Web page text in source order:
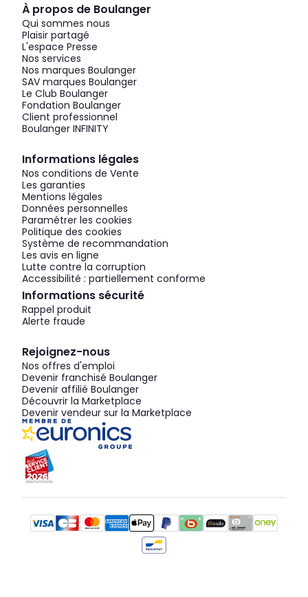
À propos de Boulanger
Qui sommes nous
Plaisir partagé
L'espace Presse
Nos services
Nos marques Boulanger
SAV marques Boulanger
Le Club Boulanger
Fondation Boulanger
Client professionnel
Boulanger INFINITY
Informations légales
Nos conditions de Vente
Les garanties
Mentions légales
Données personnelles
Paramétrer les cookies
Politique des cookies
Système de recommandation
Les avis en ligne
Lutte contre la corruption
Accessibilité : partiellement conforme
Informations sécurité
Rappel produit
Alerte fraude
Rejoignez-nous
Nos offres d'emploi
Devenir franchisé Boulanger
Devenir affilié Boulanger
Découvrir la Marketplace
Devenir vendeur sur la Marketplace